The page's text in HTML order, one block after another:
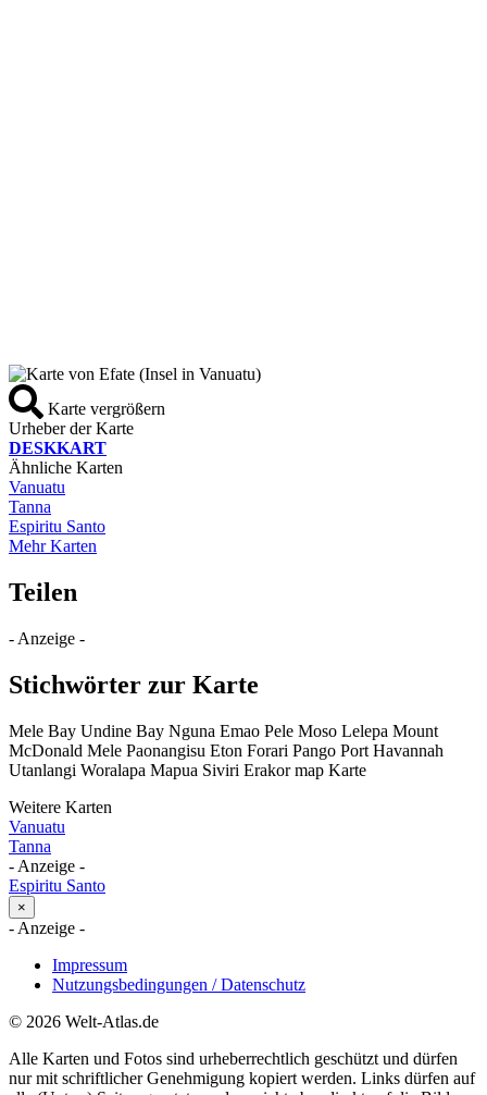
Karte vergrößern
Urheber der Karte
DESKKART
Ähnliche Karten
Vanuatu
Tanna
Espiritu Santo
Mehr Karten
Teilen
- Anzeige -
Stichwörter zur Karte
Mele Bay Undine Bay Nguna Emao Pele Moso Lelepa Mount
McDonald Mele Paonangisu Eton Forari Pango Port Havannah
Utanlangi Woralapa Mapua Siviri Erakor map Karte
Weitere Karten
Vanuatu
Tanna
- Anzeige -
Espiritu Santo
×
- Anzeige -
Impressum
Nutzungsbedingungen / Datenschutz
© 2026 Welt-Atlas.de
Alle Karten und Fotos sind urheberrechtlich geschützt und dürfen
nur mit schriftlicher Genehmigung kopiert werden. Links dürfen auf